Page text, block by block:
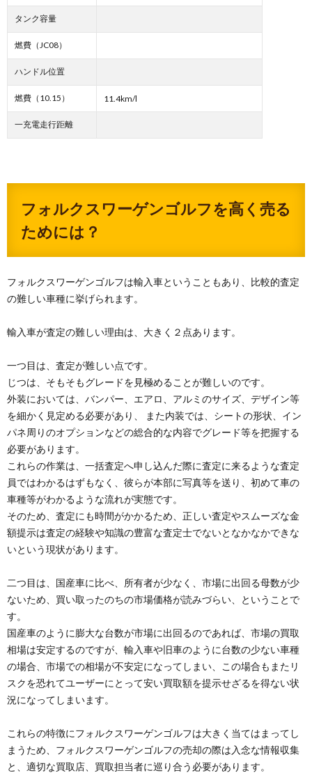
タンク容量
燃費（JC08）
ハンドル位置
燃費（10.15） 11.4km/l
一充電走行距離
フォルクスワーゲンゴルフを高く売る
ためには？
フォルクスワーゲンゴルフは輸入車ということもあり、比較的査定
の難しい車種に挙げられます。
輸入車が査定の難しい理由は、大きく２点あります。
一つ目は、査定が難しい点です。
じつは、そもそもグレードを見極めることが難しいのです。
外装においては、バンパー、エアロ、アルミのサイズ、デザイン等
を細かく見定める必要があり、 また内装では、シートの形状、イン
パネ周りのオプションなどの総合的な内容でグレード等を把握する
必要があります。
これらの作業は、一括査定へ申し込んだ際に査定に来るような査定
員ではわかるはずもなく、彼らが本部に写真等を送り、初めて車の
車種等がわかるような流れが実態です。
そのため、査定にも時間がかかるため、正しい査定やスムーズな金
額提示は査定の経験や知識の豊富な査定士でないとなかなかできな
いという現状があります。
二つ目は、国産車に比べ、所有者が少なく、市場に出回る母数が少
ないため、買い取ったのちの市場価格が読みづらい、ということで
す。
国産車のように膨大な台数が市場に出回るのであれば、市場の買取
相場は安定するのですが、輸入車や旧車のように台数の少ない車種
の場合、市場での相場が不安定になってしまい、この場合もまたリ
スクを恐れてユーザーにとって安い買取額を提示せざるを得ない状
況になってしまいます。
これらの特徴にフォルクスワーゲンゴルフは大きく当てはまってし
まうため、フォルクスワーゲンゴルフの売却の際は入念な情報収集
と、適切な買取店、買取担当者に巡り合う必要があります。